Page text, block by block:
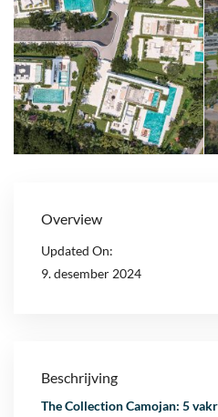
Overview
Updated On:
9. desember 2024
Beschrijving
The Collection Camojan: 5